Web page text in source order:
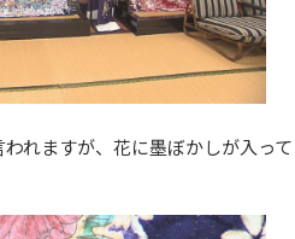
れますが、花に墨ぼかしが入って